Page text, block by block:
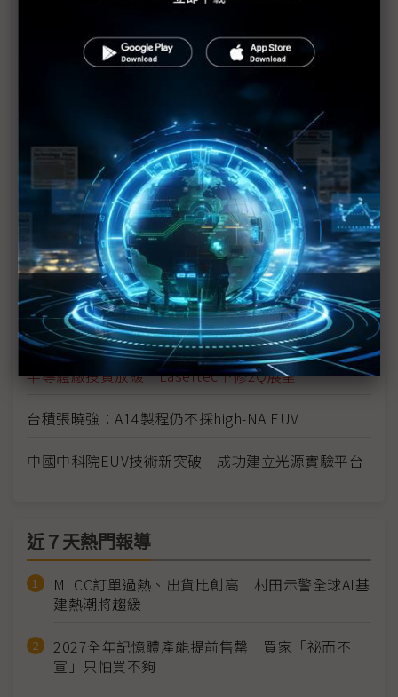
日廠追加投資Rapidus？ 2奈米7月試產成決定性關
評析：靈魂拷問中國 沒EUV如何出5奈米？DUV硬
台積A14 2028年投產 張曉強：high-NA EUV不是非
用不可
三井化學退出三氟化氮半導體材料市場 擴大投資光
罩護膜
傳三星評估記憶體光罩外包 南韓光罩供應恐告急？
ASML擬擴產荷蘭 加速EUV交貨
半導體廠投資放緩 Lasertec下修2Q展望
台積張曉強：A14製程仍不採high-NA EUV
中國中科院EUV技術新突破 成功建立光源實驗平台
近７天熱門報導
MLCC訂單過熱、出貨比創高 村田示警全球AI基
建熱潮將趨緩
2027全年記憶體產能提前售罄 買家「祕而不
宣」只怕買不夠